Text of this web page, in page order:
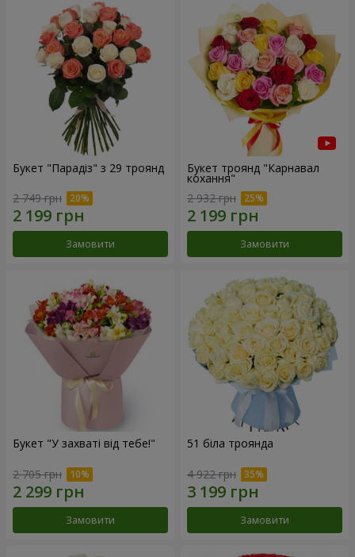
Букет "Парадіз" з 29 троянд
2 749 грн
Замовити
Букет троянд "Карнавал
кохання"
2 932 грн
Замовити
Букет "У захваті від тебе!"
2 705 грн
Замовити
51 біла троянда
4 922 грн
Замовити